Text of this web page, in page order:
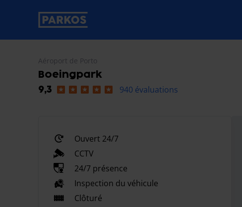
étiquette-de-navigation-principale
Aéroport de Porto
Boeingpark
9,3
940 évaluations
Ouvert 24/7
CCTV
24/7 présence
Inspection du véhicule
Clôturé